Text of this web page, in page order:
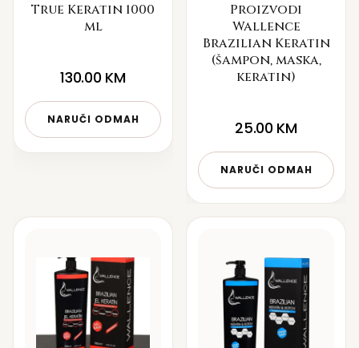
True Keratin 1000
ml
130.00 KM
NARUČI ODMAH
Proizvodi
Wallence
Brazilian Keratin
(šampon, maska,
keratin)
25.00 KM
NARUČI ODMAH